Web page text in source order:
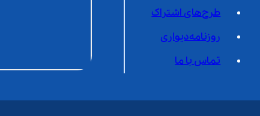
طرح‌های اشتراک
روزنامه‌دیواری
تماس با ما